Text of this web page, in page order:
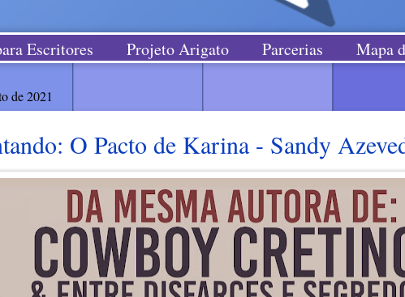
Escritores Projeto Arigato Parcerias Mapa
de 2021
O Pacto de Karina - Sandy